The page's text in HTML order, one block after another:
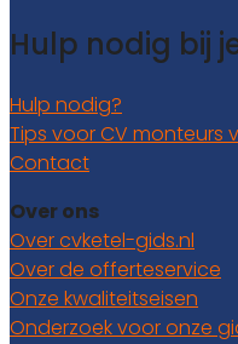
Hulp nodig bij
Hulp nodig?
Tips voor CV monteurs
Contact
Over ons
Over cvketel-gids.nl
Over de offerteservice
Onze kwaliteitseisen
Onderzoek voor onze